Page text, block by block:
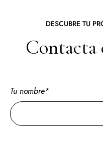
DESCUBRE TU
Contacta
Tu nombre*